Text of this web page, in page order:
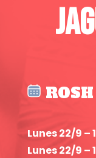
ROSH
Lunes 22/9 –
Lunes 22/9 –